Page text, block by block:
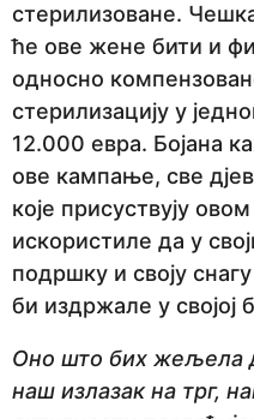
стерилизоване.
ће ове жене бити и
односно
стерилизацију у
12.000 евра. Бојана
ове кампање, све
које присуствују
искористиле да у
подршку и своју
би издржале у својој
Оно што бих жељела
наш излазак на трг,